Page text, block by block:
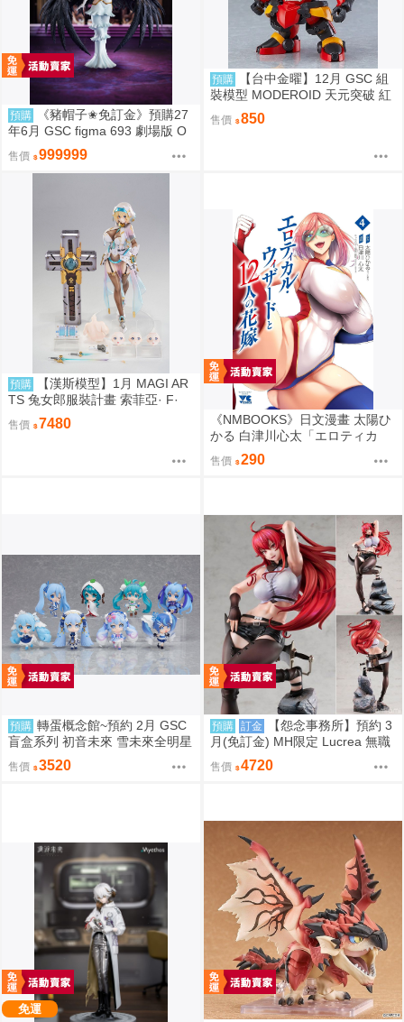
預購
《豬帽子✬免訂金》預購27
年6月 GSC figma 693 劇場版 O
VERLORD 聖王國篇 雅兒貝德 0
913
售價 999999
預購
【台中金曜】12月 GSC 組
裝模型 MODEROID 天元突破 紅
蓮螺巖 紅蓮螺巖 再版 0904
售價 850
預購
【漢斯模型】1月 MAGI AR
TS 兔女郎服裝計畫 索菲亞· F·
希琳 機甲修女 亮色特別版 高峰N
adare
售價 7480
《NMBOOKS》日文漫畫 太陽ひ
かる 白津川心太「エロティカ
ル・ウィザードと12人の花嫁
(4)」
售價 290
預購 轉蛋概念館~預約 2月 GSC
盲盒系列 初音未來 雪未來全明星
模型收藏 Vol.2 8入 超商付款免訂
金
售價 3520
預購 訂金
【怨念事務所】預約 3
月(免訂金) MH限定 Lucrea 無職
轉生 艾莉絲 全高約27公分 0816
售價 4720
免運